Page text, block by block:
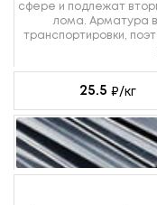
сфере и подлежат
лома. Арматура
транспортировки,
25.5 ₽/кг